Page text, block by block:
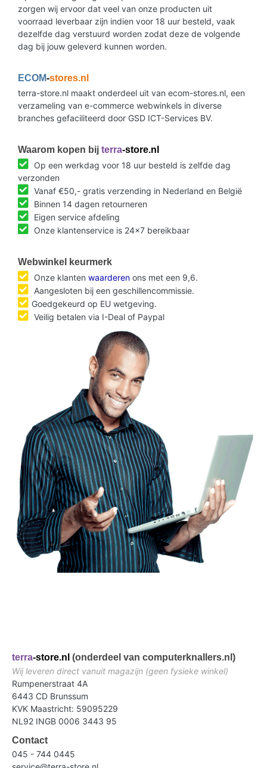
zorgen wij ervoor dat veel van onze producten uit
voorraad leverbaar zijn indien voor 18 uur besteld, vaak
dezelfde dag verstuurd worden zodat deze de volgende
dag bij jouw geleverd kunnen worden.
ECOM-stores.nl
terra-store.nl maakt onderdeel uit van ecom-stores.nl, een
verzameling van e-commerce webwinkels in diverse
branches gefaciliteerd door GSD ICT-Services BV.
Waarom kopen bij terra-store.nl
Op een werkdag voor 18 uur besteld is zelfde dag
verzonden
Vanaf €50,- gratis verzending in Nederland en België
Binnen 14 dagen retourneren
Eigen service afdeling
Onze klantenservice is 24x7 bereikbaar
Webwinkel keurmerk
Onze klanten waarderen ons met een 9,6.
Aangesloten bij een geschillencommissie.
Goedgekeurd op EU wetgeving.
Veilig betalen via I-Deal of Paypal
terra-store.nl (onderdeel van computerknallers.nl)
Wij leveren direct vanuit magazijn (geen fysieke winkel)
Rumpenerstraat 4A
6443 CD Brunssum
KVK Maastricht: 59095229
NL92 INGB 0006 3443 95
Contact
045 - 744 0445